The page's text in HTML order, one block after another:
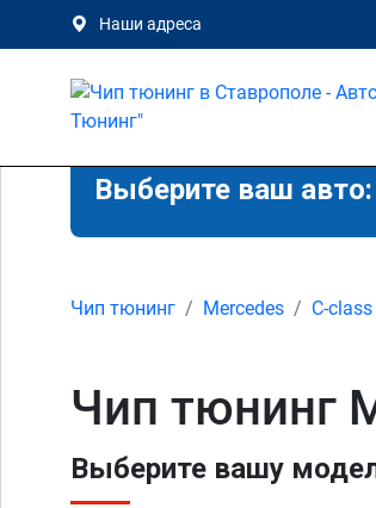
Наши адреса
Выберите ваш авто:
Чип тюнинг Mercedes C-class
Чип тюнинг
Выберите вашу